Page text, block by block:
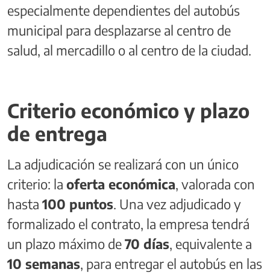
especialmente dependientes del autobús
municipal para desplazarse al centro de
salud, al mercadillo o al centro de la ciudad.
Criterio económico y plazo
de entrega
La adjudicación se realizará con un único
criterio: la oferta económica, valorada con
hasta 100 puntos. Una vez adjudicado y
formalizado el contrato, la empresa tendrá
un plazo máximo de70 días, equivalente a
10 semanas, para entregar el autobús en las